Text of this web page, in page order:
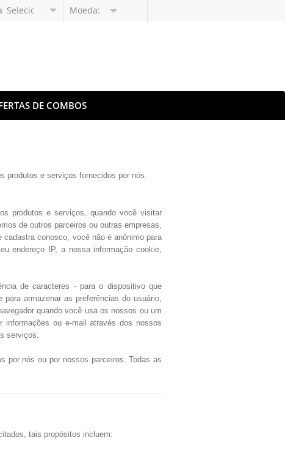
Selecione
Moeda:
DE COMBOS
produtos e serviços fornecidos por nós.
produtos e serviços, quando você visitar
de outros parceiros ou outras empresas,
conosco, você não é anônimo para
endereço IP, a nossa informação cookie,
de caracteres - para o dispositivo que
armazenar as preferências do usuário,
quando você usa os nossos ou um
informações ou e-mail através dos nossos
serviços.
por nós ou por nossos parceiros. Todas as
tais propósitos incluem: